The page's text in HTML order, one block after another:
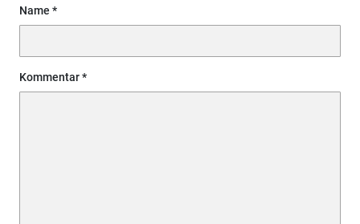
Name
Kommentar